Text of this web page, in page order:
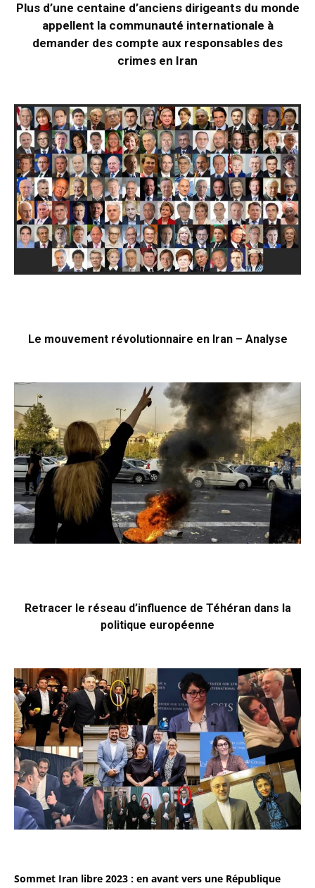
Plus d’une centaine d’anciens dirigeants du monde
appellent la communauté internationale à
demander des compte aux responsables des
crimes en Iran
Le mouvement révolutionnaire en Iran – Analyse
Retracer le réseau d’influence de Téhéran dans la
politique européenne
Sommet Iran libre 2023 : en avant vers une République